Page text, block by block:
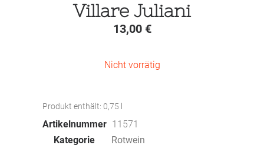
Villare Juliani
13,00 €
Nicht vorrätig
Produkt enthält: 0,75
Artikelnummer 11571
Kategorie
Rotwein